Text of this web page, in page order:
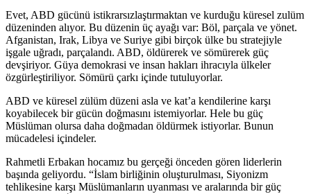
Evet, ABD gücünü istikrarsızlaştırmaktan ve kurduğu küresel zulüm
düzeninden alıyor. Bu düzenin üç ayağı var: Böl, parçala ve yönet.
Afganistan, Irak, Libya ve Suriye gibi birçok ülke bu stratejiyle
işgale uğradı, parçalandı. ABD, öldürerek ve sömürerek güç
devşiriyor. Güya demokrasi ve insan hakları ihracıyla ülkeler
özgürleştiriliyor. Sömürü çarkı içinde tutuluyorlar.
ABD ve küresel zülüm düzeni asla ve kat’a kendilerine karşı
koyabilecek bir gücün doğmasını istemiyorlar. Hele bu güç
Müslüman olursa daha doğmadan öldürmek istiyorlar. Bunun
mücadelesi içindeler.
Rahmetli Erbakan hocamız bu gerçeği önceden gören liderlerin
başında geliyordu. “İslam birliğinin oluşturulması, Siyonizm
tehlikesine karşı Müslümanların uyanması ve aralarında bir güç